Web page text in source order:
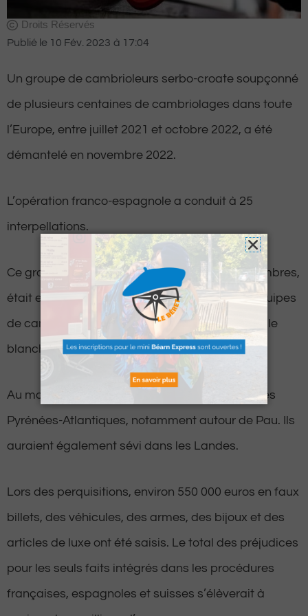
Droits Réservés
Publié le 10 Fév. 2023 à 17:04
Un groupe de cambrioleurs serbo-croate soupçonné
de plusieurs centaines de cambriolages dans toute
l’Europe, entre juillet 2021 et octobre 2022, a été
démantelé en novembre 2022.
L’opération franco-espagnole a conduit à 25
interpellations.
Ce groupe, composé d’une soixantaine de membres,
était extrêmement bien organisé, allant des équipes
de cambrioleurs aux receleurs, en passant par le
blanchiment de l’argent ainsi récolté.
Au moins 22 faits auraient été recensés dans les
Pyrénées-Atlantiques, notamment autour de Pau. Ils
auraient également sévi dans les Landes.
Lors des perquisitions, environ 550 000 euros en faux
billets, des véhicules, des armes, des bijoux et des
articles de luxe ont été saisis. Le total des préjudices
pour les seuls faits intégrés dans les procédures
françaises, espagnoles et suisses s’élèverait à